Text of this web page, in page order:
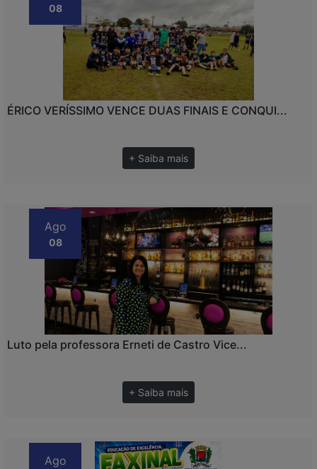
08
ÉRICO VERÍSSIMO VENCE DUAS FINAIS E CONQUI...
+ Saiba mais
Ago
08
Luto pela professora Erneti de Castro Vice...
+ Saiba mais
Ago